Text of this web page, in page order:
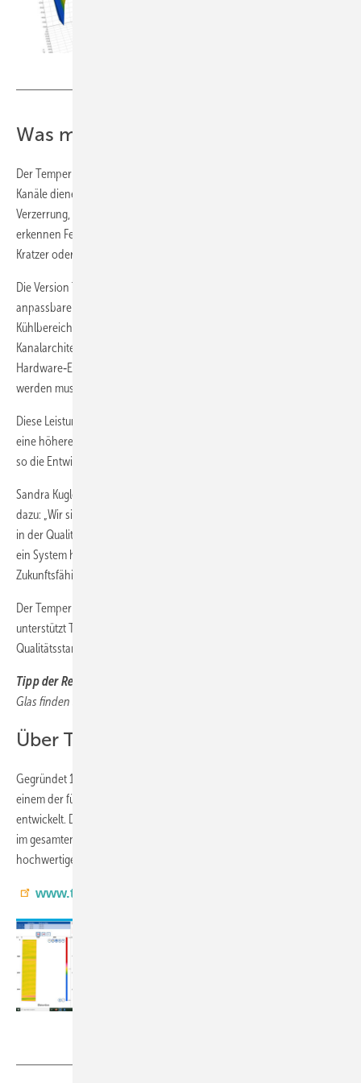
Was macht den Scanner besonders?
Der Temper Scanner verfügt über bis zu fünf Detektionskanäle. Drei
Kanäle dienen der Ofenoptimierung durch die Messung von
Verzerrung, Anisotropie und White Haze. Zwei weitere Kanäle
erkennen Fehler, die bereits vor dem Vorspannen entstehen, etwa
Kratzer oder Beschichtungsfehler.
Die Version Temper Scanner 5D bietet zusätzlich eine individuell
anpassbare Benutzeroberfläche sowie Schichtkarten für Heiz‑ und
Kühlbereiche zur schnellen Ursachenanalyse. Die erweiterbare
Kanalarchitektur ermöglicht zudem zukünftige
Hardware‑Erweiterungen, ohne dass das gesamte System ersetzt
werden muss.
Diese Leistungsmerkmale erlauben eine schnelle Ofenoptimierung,
eine höhere Prozesseffizienz sowie nachhaltige Kosteneinsparungen,
so die Entwickler.
Sandra Kugler, Vice President Sales and Marketing bei Viprotron, sagt
dazu: „Wir sind stolz darauf, Thiele Glas bei diesem wichtigen Schritt
in der Qualitätssicherung zu begleiten. Die enge Zusammenarbeit hat
ein System hervorgebracht, das Präzision, Effizienz und
Zukunftsfähigkeit auf ein neues Niveau hebt.“
Der Temper Scanner 5D ist heute fest in die Produktion integriert und
unterstützt Thiele Glas bei der kontinuierlichen Sicherung hoher
Qualitätsstandards in der Glasverarbeitung.
Tipp der Redaktion:
Glas finden Sie in der GW 03/2026 und
Über Thiele Glas
Gegründet 1989 im schwäbischen Schrozberg, hat sich Thiele Glas zu
einem der führenden Unternehmen der Glasindustrie in Deutschland
entwickelt. Das Unternehmen betreibt mehrere Produktionsstandorte
im gesamten Bundesgebiet und ist auf die Verarbeitung von
hochwertigem Funktionsglas spezialisiert.
www.thiele-glas.de